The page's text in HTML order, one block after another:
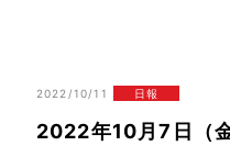
2022/10/11 日報
2022年10月7日（